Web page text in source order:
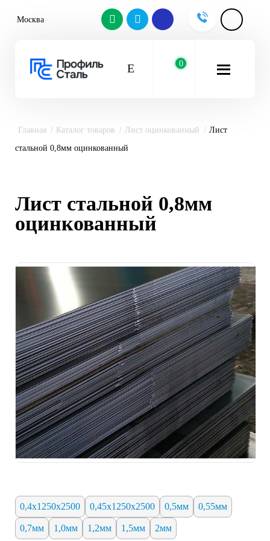
Москва
0
Главная Каталог товаров Лист оцинкованный
Лист
стальной 0,8мм оцинкованный
Лист стальной 0,8мм
оцинкованный
0,4х1250х2500 0,45х1250х2500 0,5мм 0,55мм
0,7мм 1,0мм 1,2мм 1,5мм 2мм